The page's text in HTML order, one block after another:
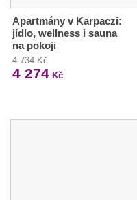
Apartmány v Karpaczi:
jídlo, wellness i sauna
na pokoji
4 734 Kč
4 274 Kč